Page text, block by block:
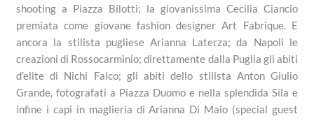
shooting a Piazza Bilotti; la giovanissima Cecilia Ciancio
premiata come giovane fashion designer Art Fabrique. E
ancora la stilista pugliese Arianna Laterza; da Napoli le
creazioni di Rossocarminio; direttamente dalla Puglia gli abiti
d’elite di Nichi Falco; gli abiti dello stilista Anton Giulio
Grande, fotografati a Piazza Duomo e nella splendida Sila e
infine i capi in maglieria di Arianna Di Maio (special guest